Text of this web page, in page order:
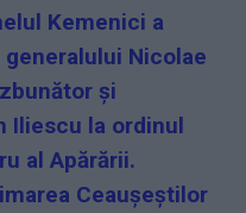
Kemenici a
Nicolae
și
Iliescu la ordinul
al Apărării.
Ceaușeștilor